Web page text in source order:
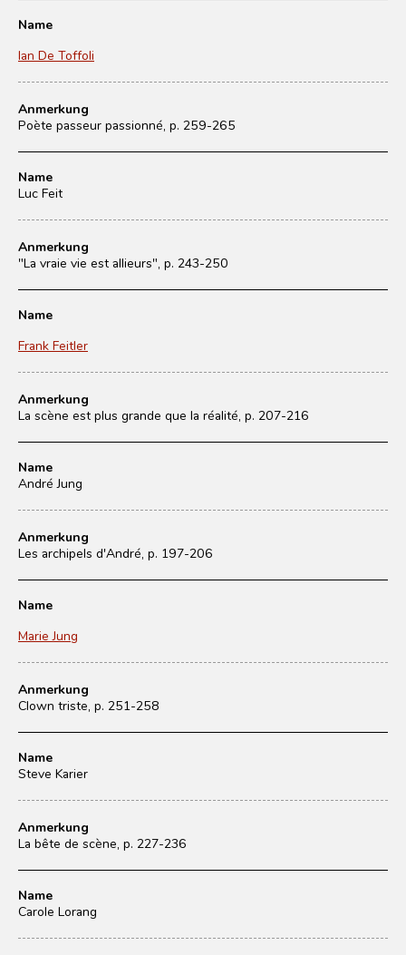
Name
Ian De Toffoli
Anmerkung
Poète passeur passionné, p. 259-265
Name
Luc Feit
Anmerkung
"La vraie vie est allieurs", p. 243-250
Name
Frank Feitler
Anmerkung
La scène est plus grande que la réalité, p. 207-216
Name
André Jung
Anmerkung
Les archipels d'André, p. 197-206
Name
Marie Jung
Anmerkung
Clown triste, p. 251-258
Name
Steve Karier
Anmerkung
La bête de scène, p. 227-236
Name
Carole Lorang